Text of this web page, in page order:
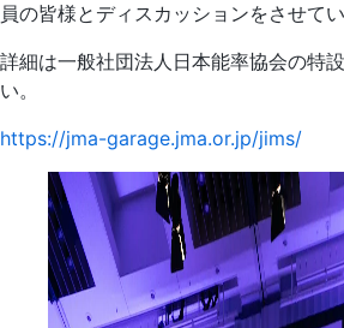
員の皆様とディスカッションをさせて
詳細は一般社団法人日本能率協会の特
い。
https://jma-garage.jma.or.jp/jims/